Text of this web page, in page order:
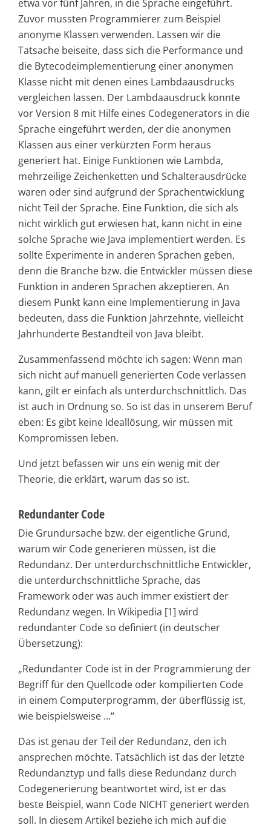
etwa vor fünf Jahren, in die Sprache eingeführt.
Zuvor mussten Programmierer zum Beispiel
anonyme Klassen verwenden. Lassen wir die
Tatsache beiseite, dass sich die Performance und
die Bytecodeimplementierung einer anonymen
Klasse nicht mit denen eines Lambdaausdrucks
vergleichen lassen. Der Lambdaausdruck konnte
vor Version 8 mit Hilfe eines Codegenerators in die
Sprache eingeführt werden, der die anonymen
Klassen aus einer verkürzten Form heraus
generiert hat. Einige Funktionen wie Lambda,
mehrzeilige Zeichenketten und Schalterausdrücke
waren oder sind aufgrund der Sprachentwicklung
nicht Teil der Sprache. Eine Funktion, die sich als
nicht wirklich gut erwiesen hat, kann nicht in eine
solche Sprache wie Java implementiert werden. Es
sollte Experimente in anderen Sprachen geben,
denn die Branche bzw. die Entwickler müssen diese
Funktion in anderen Sprachen akzeptieren. An
diesem Punkt kann eine Implementierung in Java
bedeuten, dass die Funktion Jahrzehnte, vielleicht
Jahrhunderte Bestandteil von Java bleibt.
Zusammenfassend möchte ich sagen: Wenn man
sich nicht auf manuell generierten Code verlassen
kann, gilt er einfach als unterdurchschnittlich. Das
ist auch in Ordnung so. So ist das in unserem Beruf
eben: Es gibt keine Ideallösung, wir müssen mit
Kompromissen leben.
Und jetzt befassen wir uns ein wenig mit der
Theorie, die erklärt, warum das so ist.
Redundanter Code
Die Grundursache bzw. der eigentliche Grund,
warum wir Code generieren müssen, ist die
Redundanz. Der unterdurchschnittliche Entwickler,
die unterdurchschnittliche Sprache, das
Framework oder was auch immer existiert der
Redundanz wegen. In Wikipedia [1] wird
redundanter Code so definiert (in deutscher
Übersetzung):
„Redundanter Code ist in der Programmierung der
Begriff für den Quellcode oder kompilierten Code
in einem Computerprogramm, der überflüssig ist,
wie beispielsweise ...“
Das ist genau der Teil der Redundanz, den ich
ansprechen möchte. Tatsächlich ist das der letzte
Redundanztyp und falls diese Redundanz durch
Codegenerierung beantwortet wird, ist er das
beste Beispiel, wann Code NICHT generiert werden
soll. In diesem Artikel beziehe ich mich auf die